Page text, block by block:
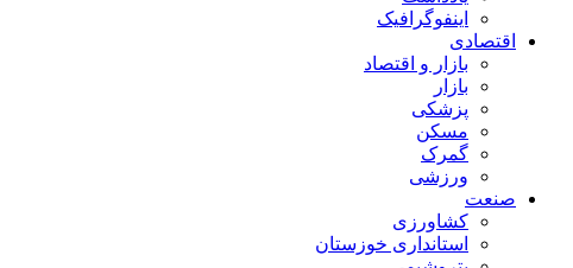
اینفوگرافیک
اقتصادی
بازار و اقتصاد
بازار
پزشکی
مسکن
گمرک
ورزشی
صنعت
کشاورزی
استانداری خوزستان